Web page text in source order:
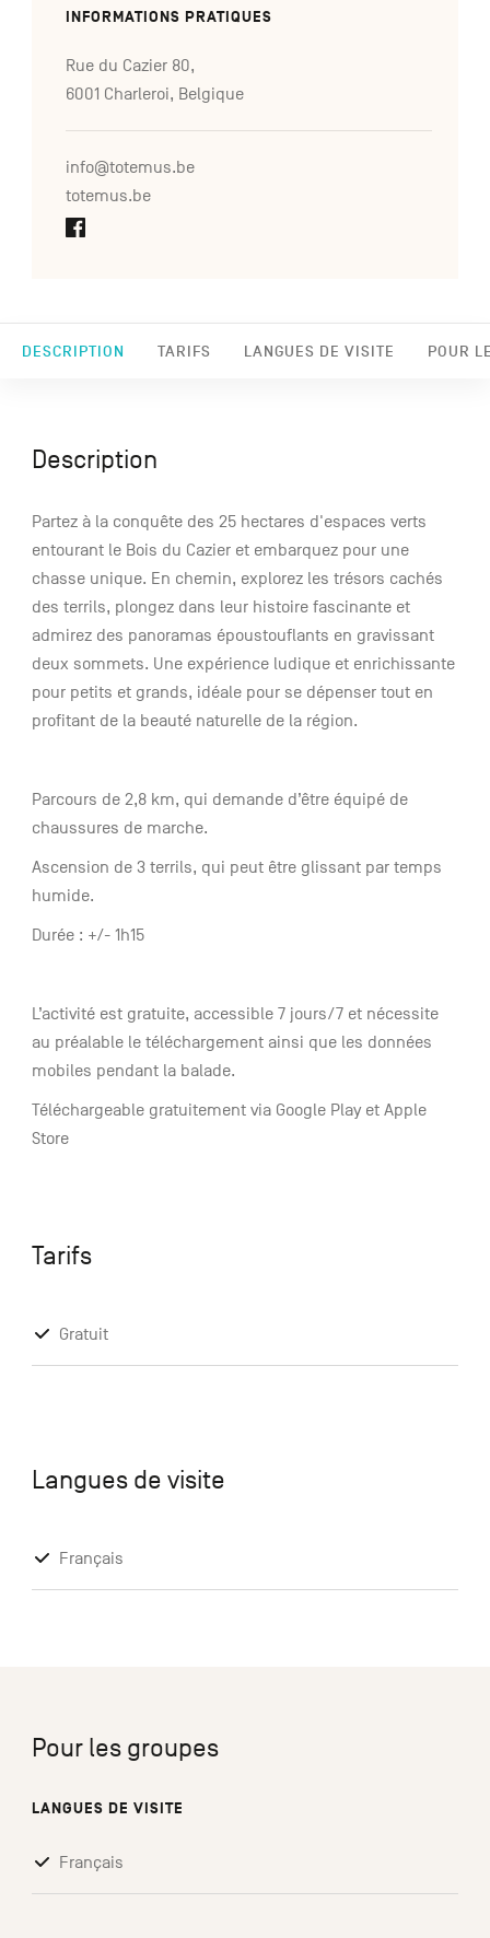
DESCRIPTION TARIFS LANGUES DE VISITE POUR
INFORMATIONS PRATIQUES
Rue du Cazier 80,
6001 Charleroi, Belgique
info@totemus.be
totemus.be
Description
Partez à la conquête des 25 hectares d'espaces verts
entourant le Bois du Cazier et embarquez pour une
chasse unique. En chemin, explorez les trésors cachés
des terrils, plongez dans leur histoire fascinante et
admirez des panoramas époustouflants en gravissant
deux sommets. Une expérience ludique et enrichissante
pour petits et grands, idéale pour se dépenser tout en
profitant de la beauté naturelle de la région.
Parcours de 2,8 km, qui demande d’être équipé de
chaussures de marche.
Ascension de 3 terrils, qui peut être glissant par temps
humide.
Durée : +/- 1h15
L’activité est gratuite, accessible 7 jours/7 et nécessite
au préalable le téléchargement ainsi que les données
mobiles pendant la balade.
Téléchargeable gratuitement via Google Play et Apple
Store
Tarifs
Gratuit
Langues de visite
Français
Pour les groupes
LANGUES DE VISITE
Français